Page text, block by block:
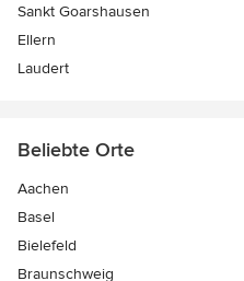
Sankt Goarshausen
Ellern
Laudert
Beliebte Orte
Aachen
Basel
Bielefeld
Braunschweig